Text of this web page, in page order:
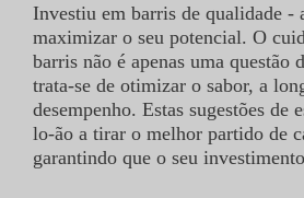
CONTATO
STOAK
Investiu em barris de qualidade -
maximizar o seu potencial. O
barris não é apenas uma questão
trata-se de otimizar o sabor, a
desempenho. Estas sugestões de
lo-ão a tirar o melhor partido de
garantindo que o seu